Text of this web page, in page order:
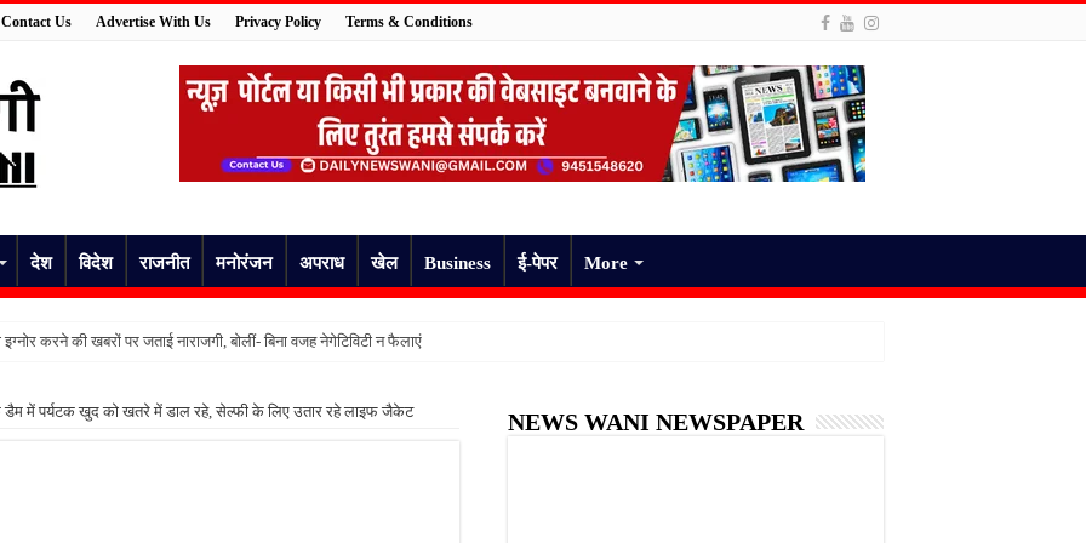
Contact Us Advertise With Us Privacy Policy Terms & Conditions
देश विदेश राजनीत मनोरंजन अपराध खेल Business ई-पेपर More
करने की खबरों पर जताई नाराजगी, बोलीं- बिना वजह नेगेटिविटी न फैलाएं
चीफ जस्टिस की तस्वीर लेकर श्मशान पहुंचा युवक, जांच में सामने आया हैरान करने वाला मामला
में पर्यटक खुद को खतरे में डाल रहे, सेल्फी के लिए उतार रहे लाइफ जैकेट NEWS WANI NEWSPAPER